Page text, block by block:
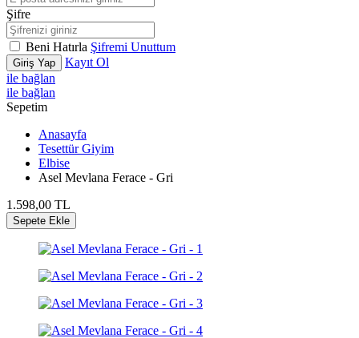
Şifre
Beni Hatırla Şifremi Unuttum
Giriş Yap
Kayıt Ol
ile bağlan
ile bağlan
Sepetim
Anasayfa
Tesettür Giyim
Elbise
Asel Mevlana Ferace - Gri
1.598,00 TL
Sepete Ekle